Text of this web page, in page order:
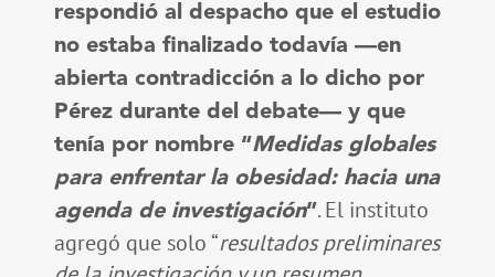
respondió al despacho que el estudio
no estaba finalizado todavía —en
abierta contradicción a lo dicho por
Pérez durante del debate— y que
tenía por nombre “Medidas globales
para enfrentar la obesidad: hacia una
agenda de investigación”. El instituto
agregó que solo “resultados preliminares